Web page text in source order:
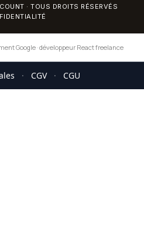
· TOUS DROITS RÉSERVÉS
Google ·développeur React freelance
· CGV · CGU